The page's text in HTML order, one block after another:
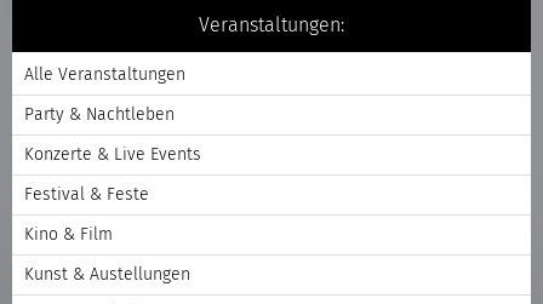
Veranstaltungen:
Alle Veranstaltungen
Party & Nachtleben
Konzerte & Live Events
Festival & Feste
Kino & Film
Kunst & Austellungen